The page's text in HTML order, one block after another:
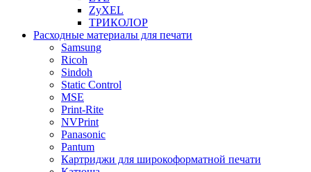
ZyXEL
ТРИКОЛОР
Расходные материалы для печати
Samsung
Ricoh
Sindoh
Static Control
MSE
Print-Rite
NVPrint
Panasonic
Pantum
Картриджи для широкоформатной печати